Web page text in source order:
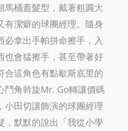
馬桶蓋髮型，戴著粗圓大
有潔癖的球團經理。隨身
拿出手帕拼命擦手，入
也會猛擦手，甚至帶著好
合這角色有點歇斯底里的
鬥角斡旋Mr. Go轉讓價碼
小田切讓飾演的球團經理
，默默的說出「我從小學